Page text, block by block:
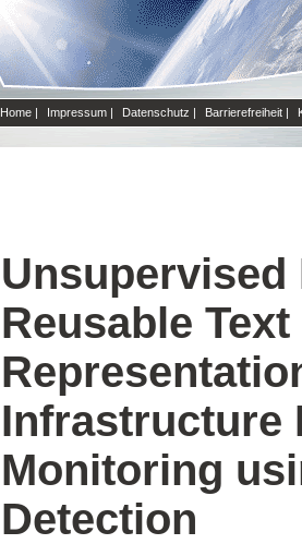
Home | Impressum | Datenschutz | Barrierefreiheit |
Reusable
Infrastructure
Monitoring
Detection